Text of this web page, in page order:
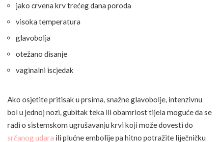
jako crvena krv trećeg dana poroda
visoka temperatura
glavobolja
otežano disanje
vaginalni iscjedak
Ako osjetite pritisak u prsima, snažne glavobolje, intenzivnu
bol u jednoj nozi, gubitak teka ili obamrlost tijela moguće da se
radi o sistemskom ugrušavanju krvi koji može dovesti do
srčanog udara ili plućne embolije pa hitno potražite liječničku